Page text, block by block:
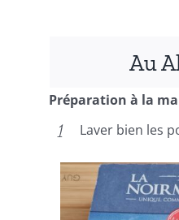
Au
Préparation à la
Laver bien les